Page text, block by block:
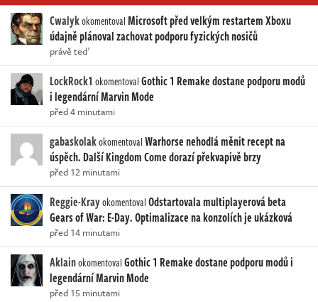
CwalykokomentovalMicrosoft před velkým restartem Xboxu
údajně plánoval zachovat podporu fyzických nosičů
právě teď
LockRock1 okomentovalGothic 1 Remake dostane podporu modů
i legendární Marvin Mode
před 4 minutami
gabaskolakokomentovalWarhorse nehodlá měnit recept na
úspěch. Další Kingdom Come dorazí překvapivě brzy
před 12 minutami
Reggie-KrayokomentovalOdstartovala multiplayerová beta
Gears of War: E-Day. Optimalizace na konzolích je ukázková
před 14 minutami
AklainokomentovalGothic 1 Remake dostane podporu modů i
legendární Marvin Mode
před 15 minutami